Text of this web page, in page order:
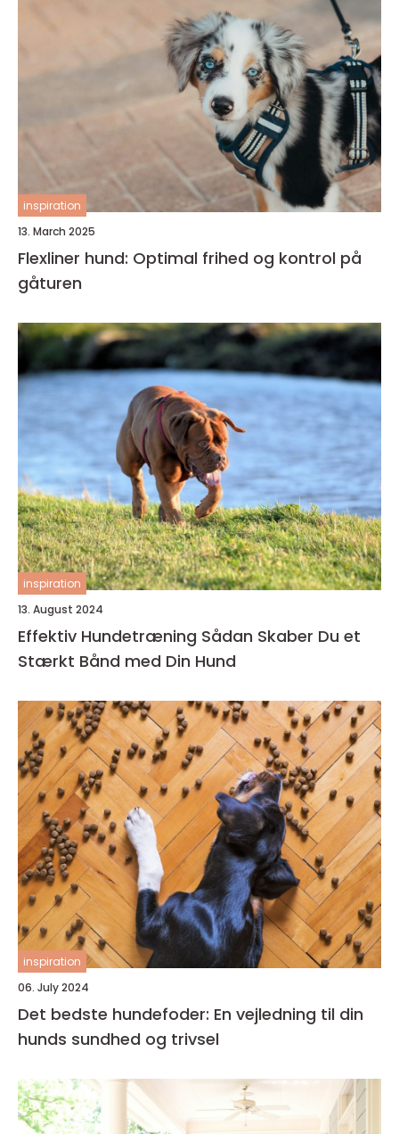
inspiration
13. March 2025
Flexliner hund: Optimal frihed og kontrol på
gåturen
inspiration
13. August 2024
Effektiv Hundetræning Sådan Skaber Du et
Stærkt Bånd med Din Hund
inspiration
06. July 2024
Det bedste hundefoder: En vejledning til din
hunds sundhed og trivsel